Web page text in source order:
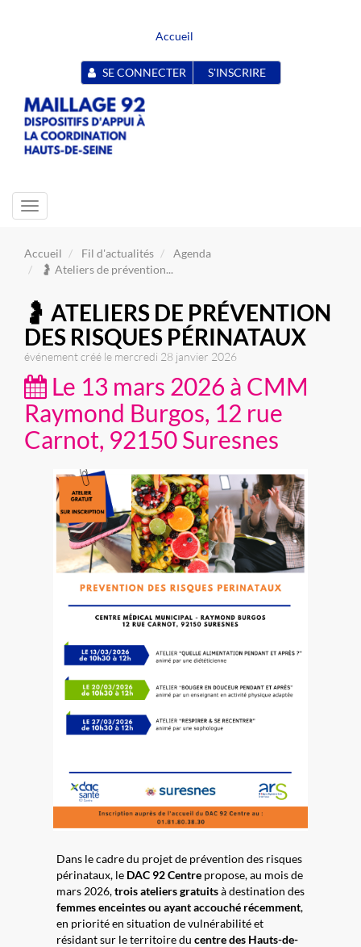
Accueil
SE CONNECTER S'INSCRIRE
Toggle
navigation
Accueil Fil d'actualités
Agenda
🤰 Ateliers de prévention...
🤰 ATELIERS DE PRÉVENTION
DES RISQUES PÉRINATAUX
événement créé le mercredi 28 janvier 2026
Le 13 mars 2026 à CMM
Raymond Burgos, 12 rue
Carnot, 92150 Suresnes
Dans le cadre du projet de prévention des risques
périnataux, le DAC 92 Centre propose, au mois de
mars 2026,trois ateliers gratuitsà destination des
femmes enceintes ou ayant accouché récemment,
en priorité en situation de vulnérabilité et
résidant sur le territoire du centre des Hauts-de-